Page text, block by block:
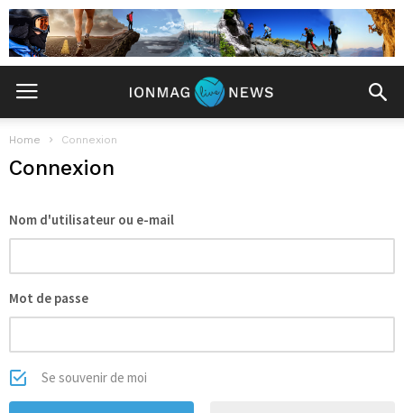
Home Connexion
Connexion
Nom d'utilisateur ou e-mail
Mot de passe
Se souvenir de moi